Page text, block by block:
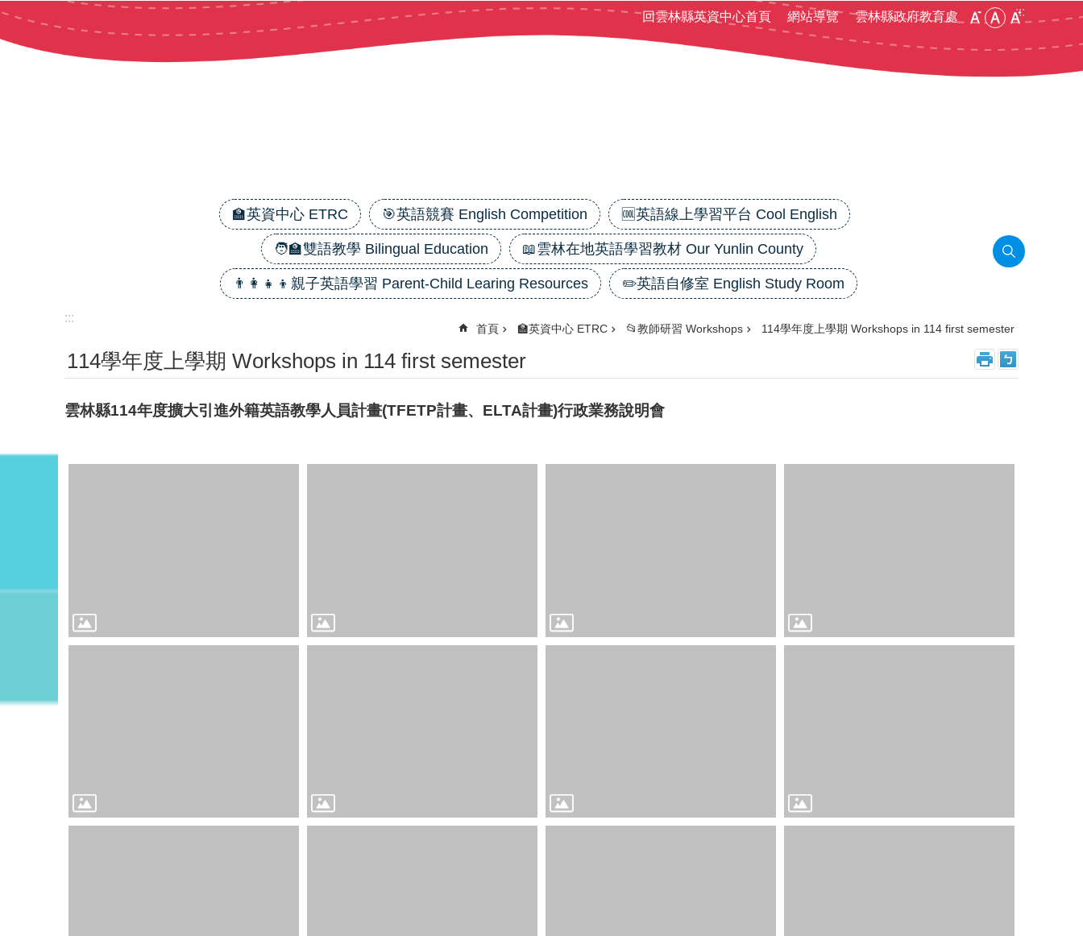
跳到主要內容區塊 :::
回雲林縣英資中心首頁 網站導覽 雲林縣政府教育處
🏫英資中心 ETRC 🎯英語競賽 English Competition 🆒英語線上學習平台 Cool English
🧑‍🏫雙語教學 Bilingual Education 📖雲林在地英語學習教材 Our Yunlin County
👨‍👩‍👧‍👦親子英語學習 Parent-Child Learing Resources ✏️英語自修室 English Study Room
:::
首頁 🏫英資中心 ETRC 📂教師研習 Workshops 114學年度上學期 Workshops in 114 first semester
114學年度上學期 Workshops in 114 first semester
雲林縣114年度擴大引進外籍英語教學人員計畫(TFETP計畫、ELTA計畫)行政業務說明會